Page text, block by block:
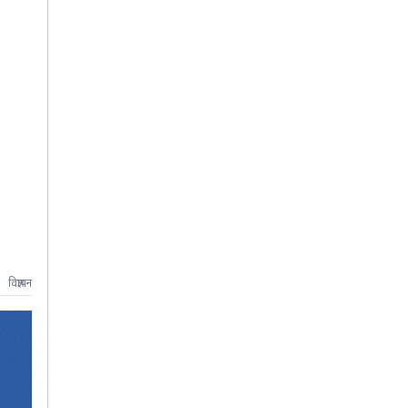
विज्ञापन